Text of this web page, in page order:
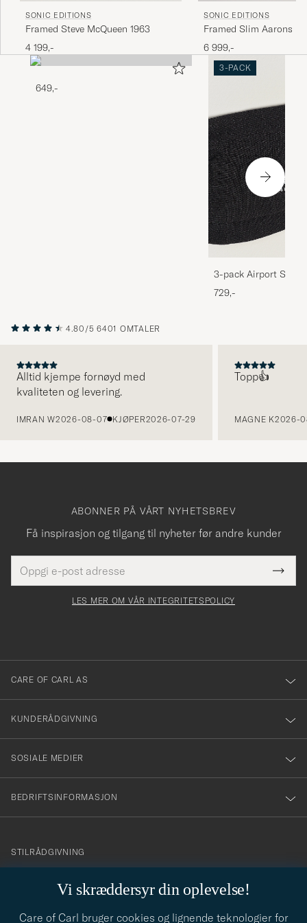
SONIC EDITIONS
Framed Steve McQueen 1963
4 199,-
SONIC EDITIONS
Framed Slim Aarons
Verbier
6 999,-
649,-
3-PACK
3-pack Airport
Melange
729,-
4.80/5 6401 OMTALER
Alltid kjempe fornøyd med
kvaliteten og levering.
IMRAN W2026-08-07 KJØPER2026-07-29
Topp👍
MAGNE K2026-
Vi skræddersyr din oplevelse!
Care of Carl bruger cookies og lignende teknologier for
ABONNER PÅ VÅRT NYHETSBREV
Få inspirasjon og tilgang til nyheter før andre kunder
postadresse
felt
Tack
för
dig
till
vårt
nyhetsbrev!
LES MER OM VÅR INTEGRITETSPOLICY
CARE OF CARL AS
KUNDERÅDGIVNING
SOSIALE MEDIER
BEDRIFTSINFORMASJON
info@careofcarl.no
STILRÅDGIVNING
STILRÅDGIVNING